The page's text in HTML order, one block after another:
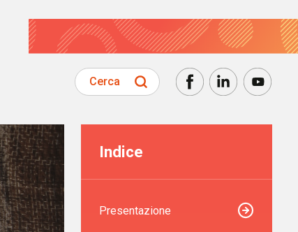
Cerca
Indice
Presentazione